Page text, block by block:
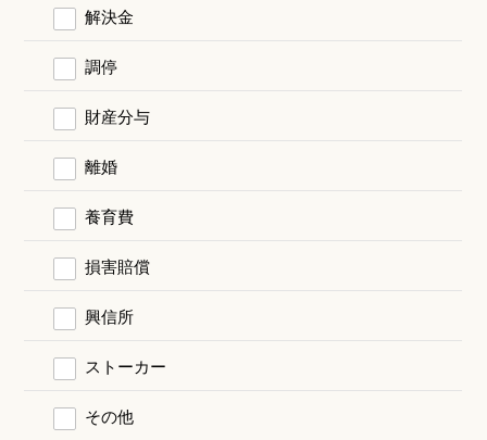
解決金
調停
財産分与
離婚
養育費
損害賠償
興信所
ストーカー
その他